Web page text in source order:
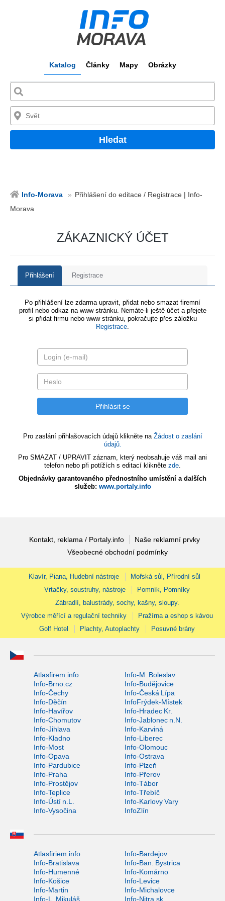
Katalog Články Mapy Obrázky
Hledat
Info-Morava
Přihlášení do editace / Registrace | Info-
Morava
ZÁKAZNICKÝ ÚČET
Přihlášení Registrace
Po přihlášení lze zdarma upravit, přidat nebo smazat firemní
profil nebo odkaz na www stránku. Nemáte-li ještě účet a přejete
si přidat firmu nebo www stránku, pokračujte přes záložku
Registrace.
Pro zaslání přihlašovacích údajů klikněte na Žádost o zaslání
údajů.
Pro SMAZAT / UPRAVIT záznam, který neobsahuje váš mail ani
telefon nebo při potížích s editací klikněte zde.
Objednávky garantovaného přednostního umístění a dalších
služeb: www.portaly.info
Kontakt, reklama / Portaly.info
Naše reklamní prvky
Všeobecné obchodní podmínky
Klavír, Piana, Hudební nástroje
Mořská sůl, Přírodní sůl
Vrtačky, soustruhy, nástroje
Pomník, Pomníky
Zábradlí, balustrády, sochy, kašny, sloupy.
Výrobce měřící a regulační techniky
Pražírna a eshop s kávou
Golf Hotel
Plachty, Autoplachty Posuvné brány
Atlasfirem.info
Info-M. Boleslav
Info-Brno.cz
Info-Budějovice
Info-Čechy
Info-Česká Lípa
Info-Děčín
InfoFrýdek-Místek
Info-Havířov
Info-Hradec Kr.
Info-Chomutov
Info-Jablonec n.N.
Info-Jihlava
Info-Karviná
Info-Kladno
Info-Liberec
Info-Most
Info-Olomouc
Info-Opava
Info-Ostrava
Info-Pardubice
Info-Plzeň
Info-Praha
Info-Přerov
Info-Prostějov
Info-Tábor
Info-Teplice
Info-Třebíč
Info-Ústí n.L.
Info-Karlovy Vary
Info-Vysočina
InfoZlín
Atlasfiriem.info
Info-Bardejov
Info-Bratislava
Info-Ban. Bystrica
Info-Humenné
Info-Komárno
Info-Košice
Info-Levice
Info-Martin
Info-Michalovce
Info-L. Mikuláš
Info-Nitra.sk